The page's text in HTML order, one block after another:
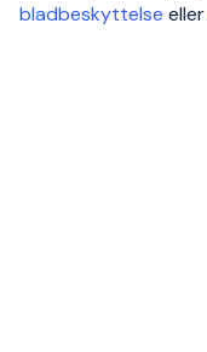
bladbeskyttelse eller